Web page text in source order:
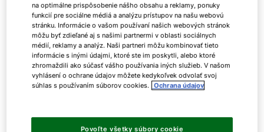
na optimálne prispôsobenie nášho obsahu a reklamy, ponuky
funkcií pre sociálne médiá a analýzu prístupov na našu webovú
stránku. Informácie o vašom používaní našich webových stránok
môžu byť zdieľané aj s našimi partnermi v oblasti sociálnych
médií, reklamy a analýz. Naši partneri môžu kombinovať tieto
informácie s inými údajmi, ktoré ste im poskytli, alebo ktoré
zhromaždili ako súčasť vášho používania iných služieb. V našom
vyhlásení o ochrane údajov môžete kedykoľvek odvolať svoj
súhlas s používaním súborov cookies.
Ochrana údajov
Povoľte všetky súbory cookie